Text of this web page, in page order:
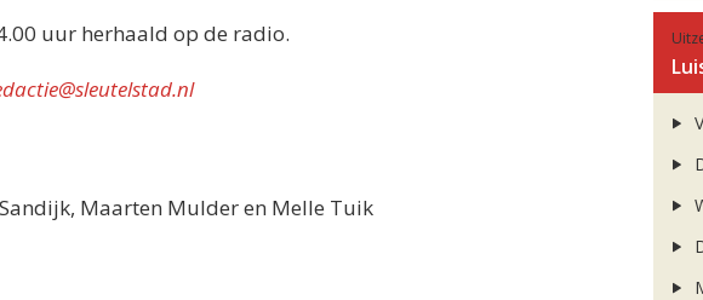
uur herhaald op de radio.
Maarten Mulder en Melle Tuik